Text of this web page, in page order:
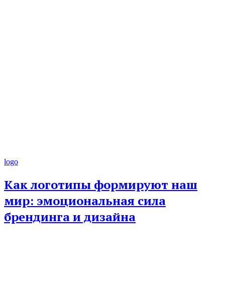
logo
Как логотипы формируют наш
мир: эмоциональная сила
брендинга и дизайна